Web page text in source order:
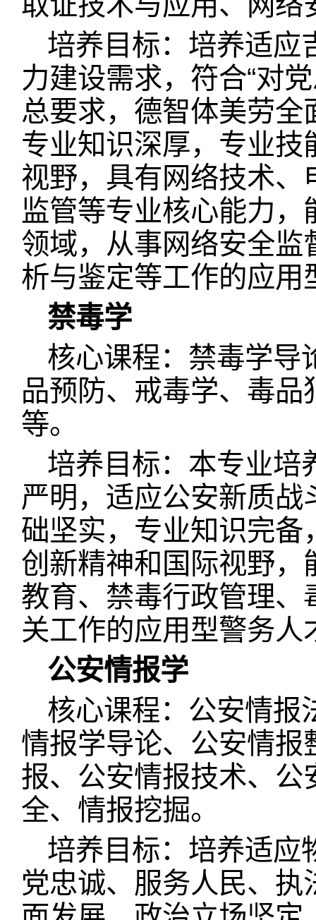
培养目标：培养适应
力建设需求，符合“对
总要求，德智体美劳
专业知识深厚，专业
视野，具有网络技术
监管等专业核心能力
领域，从事网络安全
析与鉴定等工作的应用
禁毒学
核心课程：禁毒学导
品预防、戒毒学、毒
等。
培养目标：本专业培
严明，适应公安新质
础坚实，专业知识完
创新精神和国际视野
教育、禁毒行政管理
关工作的应用型警务人
公安情报学
核心课程：公安情报
情报学导论、公安情
报、公安情报技术、
全、情报挖掘。
培养目标：培养适应
党忠诚、服务人民、执